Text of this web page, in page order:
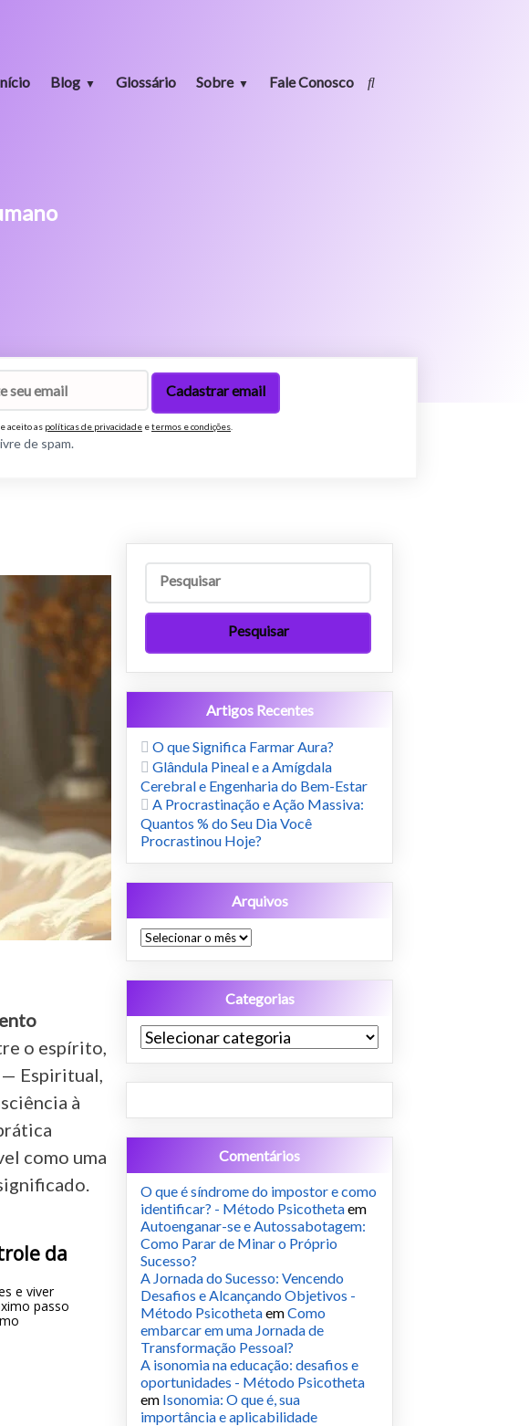
Blog Glossário Sobre Fale Conosco
aceito as políticas de privacidade etermos e condições
de spam.
o espírito,
Espiritual,
à
como uma
da
e viver
passo
Artigos Recentes
O que Significa Farmar Aura?
Glândula Pineal e a Amígdala
Cerebral e Engenharia do Bem-Estar
A Procrastinação e Ação Massiva:
Quantos % do Seu Dia Você
Procrastinou Hoje?
Arquivos
Arquivos
Categorias
Categorias
Comentários
O que é síndrome do impostor e como
identificar? - Método Psicothetaem
Autoenganar-se e Autossabotagem:
Como Parar de Minar o Próprio
Sucesso?
A Jornada do Sucesso: Vencendo
Desafios e Alcançando Objetivos -
Método PsicothetaemComo
embarcar em uma Jornada de
Transformação Pessoal?
A isonomia na educação: desafios e
oportunidades - Método Psicotheta
em Isonomia: O que é, sua
importância e aplicabilidade